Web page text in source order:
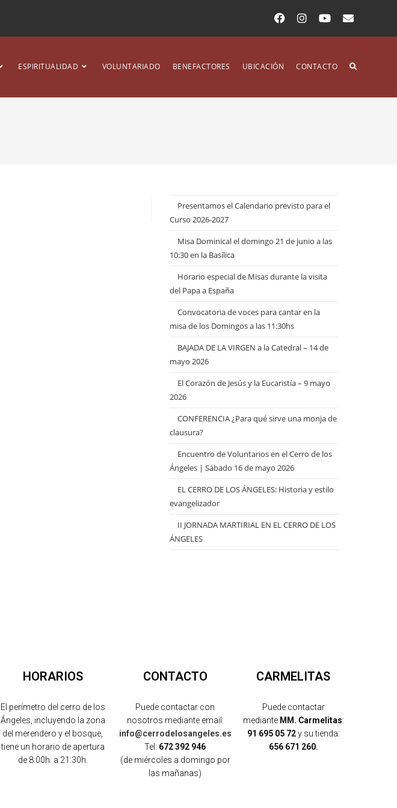
ESPIRITUALIDAD VOLUNTARIADO BENEFACTORES UBICACIÓN CONTACTO
Presentamos el Calendario previsto para el
Curso 2026-2027
Misa Dominical el domingo 21 de junio a las
10:30 en la Basílica
Horario especial de Misas durante la visita
del Papa a España
Convocatoria de voces para cantar en la
misa de los Domingos a las 11:30hs
BAJADA DE LA VIRGEN a la Catedral – 14 de
mayo 2026
El Corazón de Jesús y la Eucaristía – 9 mayo
2026
CONFERENCIA ¿Para qué sirve una monja de
clausura?
Encuentro de Voluntarios en el Cerro de los
Ángeles | Sábado 16 de mayo 2026
EL CERRO DE LOS ÁNGELES: Historia y estilo
evangelizador
II JORNADA MARTIRIAL EN EL CERRO DE LOS
ÁNGELES
HORARIOS
El perímetro del cerro de los
Ángeles, incluyendo la zona
del merendero y el bosque,
tiene un horario de apertura
de 8:00h. a 21:30h.
CONTACTO
Puede contactar con
nosotros mediante email:
info@cerrodelosangeles.es
Tel: 672 392 946
(de miércoles a domingo por
las mañanas)
CARMELITAS
Puede contactar
medianteMM. Carmelitas:
91 695 05 72y su tienda:
656 671 260.